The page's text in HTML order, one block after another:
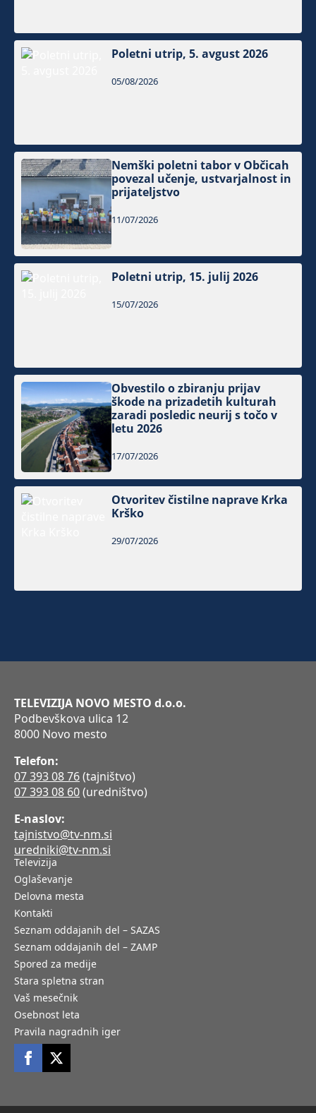
Poletni utrip, 5. avgust 2026
05/08/2026
Nemški poletni tabor v Občicah
povezal učenje, ustvarjalnost in
prijateljstvo
11/07/2026
Poletni utrip, 15. julij 2026
15/07/2026
Obvestilo o zbiranju prijav
škode na prizadetih kulturah
zaradi posledic neurij s točo v
letu 2026
17/07/2026
Otvoritev čistilne naprave Krka
Krško
29/07/2026
TELEVIZIJA NOVO MESTO d.o.o.
Podbevškova ulica 12
8000 Novo mesto
Telefon:
07 393 08 76(tajništvo)
07 393 08 60(uredništvo)
E-naslov:
tajnistvo@tv-nm.si
uredniki@tv-nm.si
Televizija
Oglaševanje
Delovna mesta
Kontakti
Seznam oddajanih del – SAZAS
Seznam oddajanih del – ZAMP
Spored za medije
Stara spletna stran
Vaš mesečnik
Osebnost leta
Pravila nagradnih iger